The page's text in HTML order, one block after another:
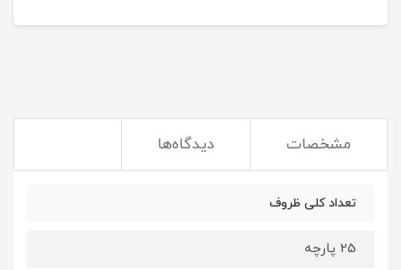
مشخصات دیدگاه‌ها
تعداد کلی ظروف
25 پارچه